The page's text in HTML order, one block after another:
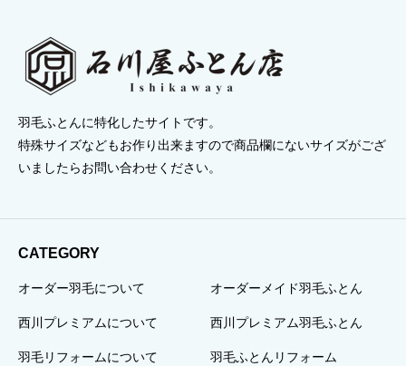
羽毛ふとんに特化したサイトです。
特殊サイズなどもお作り出来ますので商品欄にないサイズがござ
いましたらお問い合わせください。
CATEGORY
オーダー羽毛について オーダーメイド羽毛ふとん
西川プレミアムについて 西川プレミアム羽毛ふとん
羽毛リフォームについて 羽毛ふとんリフォーム